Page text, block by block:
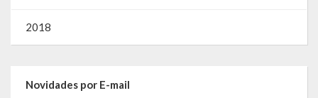
2018
Novidades por E-mail